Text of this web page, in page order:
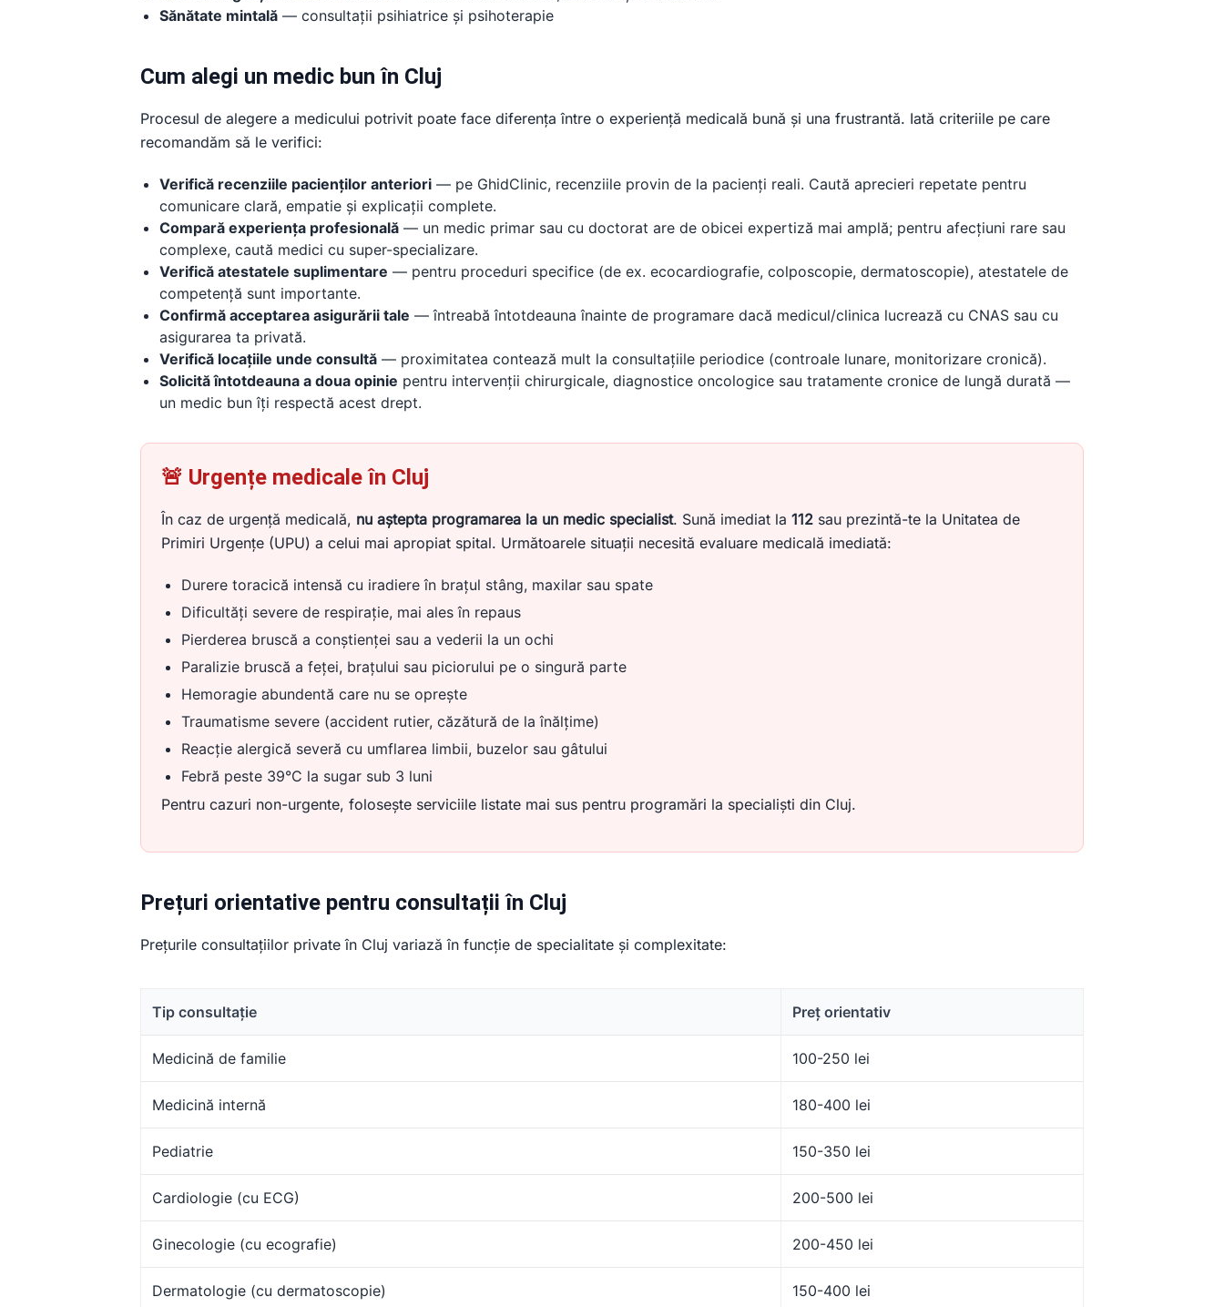
Sănătate mintală — consultații psihiatrice și psihoterapie
Cum alegi un medic bun în Cluj
Procesul de alegere a medicului potrivit poate face diferența între o experiență medicală bună și una frustrantă. Iată criteriile pe care
recomandăm să le verifici:
Verifică recenziile pacienților anteriori — pe GhidClinic, recenziile provin de la pacienți reali. Caută aprecieri repetate pentru
comunicare clară, empatie și explicații complete.
Compară experiența profesională — un medic primar sau cu doctorat are de obicei expertiză mai amplă; pentru afecțiuni rare sau
complexe, caută medici cu super-specializare.
Verifică atestatele suplimentare — pentru proceduri specifice (de ex. ecocardiografie, colposcopie, dermatoscopie), atestatele de
competență sunt importante.
Confirmă acceptarea asigurării tale — întreabă întotdeauna înainte de programare dacă medicul/clinica lucrează cu CNAS sau cu
asigurarea ta privată.
Verifică locațiile unde consultă — proximitatea contează mult la consultațiile periodice (controale lunare, monitorizare cronică).
Solicită întotdeauna a doua opinie pentru intervenții chirurgicale, diagnostice oncologice sau tratamente cronice de lungă durată —
un medic bun îți respectă acest drept.
🚨 Urgențe medicale în Cluj
În caz de urgență medicală, nu aștepta programarea la un medic specialist. Sună imediat la 112 sau prezintă-te la Unitatea de
Primiri Urgențe (UPU) a celui mai apropiat spital. Următoarele situații necesită evaluare medicală imediată:
Durere toracică intensă cu iradiere în brațul stâng, maxilar sau spate
Dificultăți severe de respirație, mai ales în repaus
Pierderea bruscă a conștienței sau a vederii la un ochi
Paralizie bruscă a feței, brațului sau piciorului pe o singură parte
Hemoragie abundentă care nu se oprește
Traumatisme severe (accident rutier, căzătură de la înălțime)
Reacție alergică severă cu umflarea limbii, buzelor sau gâtului
Febră peste 39°C la sugar sub 3 luni
Pentru cazuri non-urgente, folosește serviciile listate mai sus pentru programări la specialiști din Cluj.
Prețuri orientative pentru consultații în Cluj
Prețurile consultațiilor private în Cluj variază în funcție de specialitate și complexitate:
Tip consultație Preț orientativ
Medicină de familie 100-250 lei
Medicină internă 180-400 lei
Pediatrie 150-350 lei
Cardiologie (cu ECG) 200-500 lei
Ginecologie (cu ecografie) 200-450 lei
Dermatologie (cu dermatoscopie) 150-400 lei